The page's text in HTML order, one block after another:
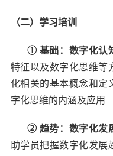
（二）学习培训
① 基础：数字化认
特征以及数字化思维等
化相关的基本概念和定
字化思维的内涵及应用
② 趋势：数字化发
助学员把握数字化发展